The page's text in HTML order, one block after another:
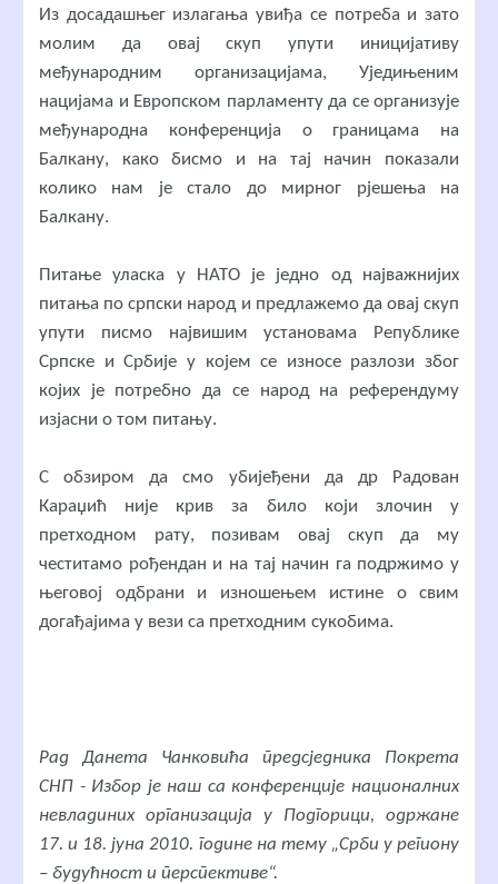
Из досадашњег излагања увиђа се потреба и зато
молим да овај скуп упути иницијативу
међународним организацијама, Уједињеним
нацијама и Европском парламенту да се организује
међународна конференција о границама на
Балкану, како бисмо и на тај начин показали
колико нам је стало до мирног рјешења на
Балкану.
Питање уласка у НАТО је једно од најважнијих
питања по српски народ и предлажемо да овај скуп
упути писмо највишим установама Републике
Српске и Србије у којем се износе разлози због
којих је потребно да се народ на референдуму
изјасни о том питању.
С обзиром да смо убијеђени да др Радован
Караџић није крив за било који злочин у
претходном рату, позивам овај скуп да му
честитамо рођендан и на тај начин га подржимо у
његовој одбрани и изношењем истине о свим
догађајима у вези са претходним сукобима.
Рад Данета Чанковића предсједника Покрета
СНП - Избор је наш са конференције националних
невладиних организација у Подгорици, одржане
17. и 18. јуна 2010. године на тему „Срби у региону
– будућност и перспективе“.